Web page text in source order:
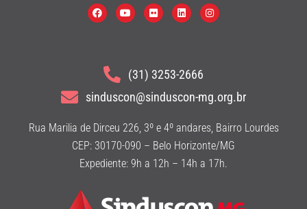
(31) 3253-2666
sinduscon@sinduscon-mg.org.br
Rua Marilia de Dirceu 226, 3º e 4º andares, Bairro Lourdes
CEP: 30170-090 – Belo Horizonte/MG
Expediente: 9h a 12h – 14h a 17h.